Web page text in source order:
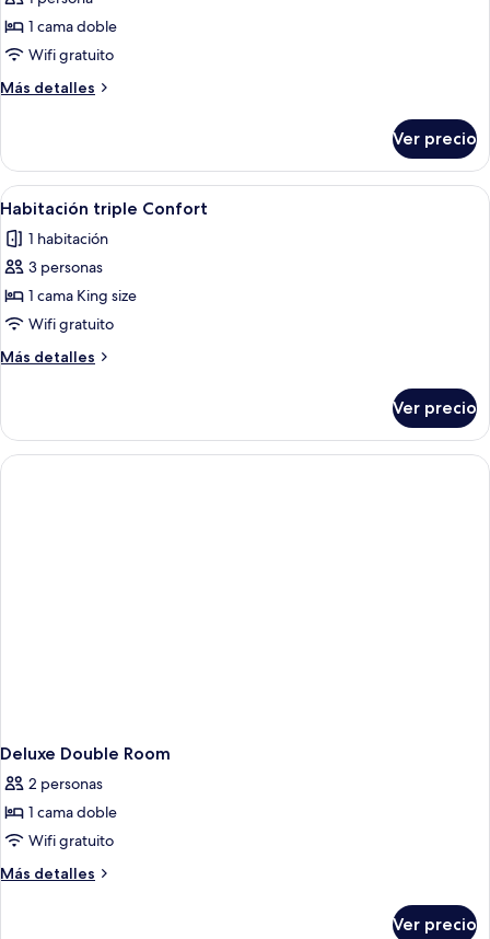
de
Habitación
individual
estándar
1 cama doble
Wifi gratuito
Más detalles
Más
individual
estándar
Ver precio
Abrir
todas
las
fotos
de
Habitación
triple
Confort
Una habitación de hotel con una
5
Habitación triple Confort
1 habitación
3 personas
1 cama King size
Wifi gratuito
Más detalles
Más
triple
Confort
Ver precio
Deluxe Double Room
2 personas
1 cama doble
Wifi gratuito
Más detalles
Más
Ver precio